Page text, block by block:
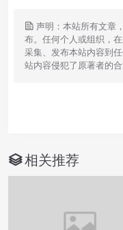
声明：本站所有文章
布。任何个人或组织，
采集、发布本站内容到
站内容侵犯了原著者的
相关推荐